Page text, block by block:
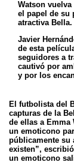
Watson
el papel de su
atractiva Bella.
Javier
de esta
seguidores a
cautivó por
y por los
El futbolista del
capturas de la
de ellas a Emma
un emoticono
públicamente su
existen”,
un emoticono